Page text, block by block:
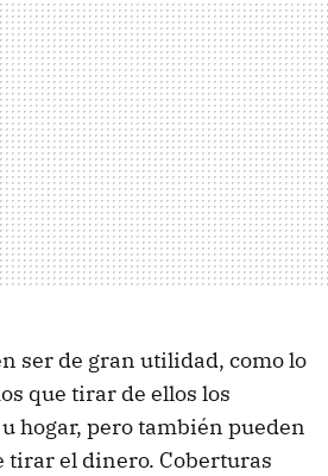
ser de gran utilidad, como lo
que tirar de ellos los
hogar, pero también pueden
tirar el dinero. Coberturas